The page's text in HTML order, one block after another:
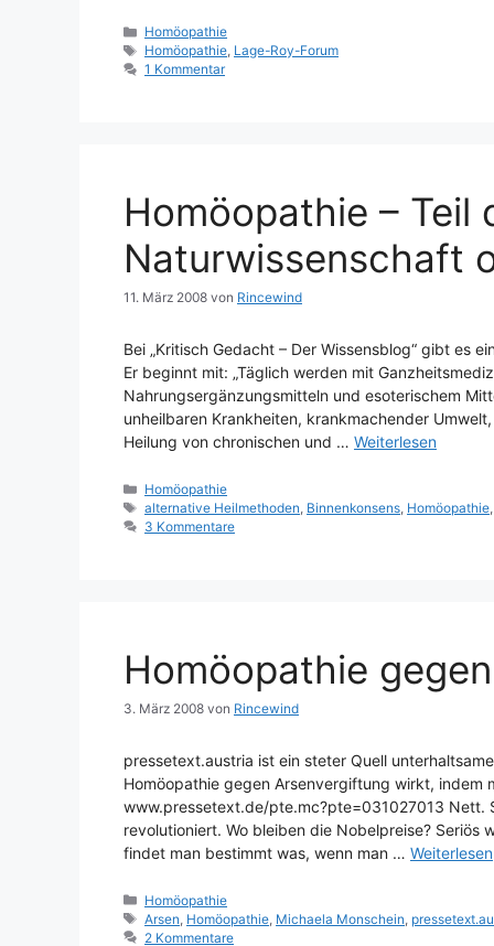
Kategorien
Homöopathie
Schlagwörter
Homöopathie, Lage-Roy-Forum
1 Kommentar
Homöopathie – Teil
Naturwissenschaft
11. März 2008 von Rincewind
Bei „Kritisch Gedacht – Der Wissensblog“ gibt es
Er beginnt mit: „Täglich werden mit
Nahrungsergänzungsmitteln und esoterischem
unheilbaren Krankheiten, krankmachender
Heilung von chronischen und … Weiterlesen
Kategorien
Homöopathie
Schlagwörter
alternative Heilmethoden Binnenkonsens Homöopathie
3 Kommentare
Homöopathie
3. März 2008 von Rincewind
pressetext.austria ist ein steter Quell
Homöopathie gegen Arsenvergiftung wirkt, indem
www.pressetext.de/pte.mc?pte=031027013 Nett.
revolutioniert. Wo bleiben die Nobelpreise? Seriös
findet man bestimmt was, wenn man … Weiterlesen
Kategorien
Homöopathie
Schlagwörter
Arsen Homöopathie Michaela Monschein
2 Kommentare